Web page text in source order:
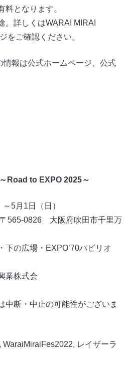
料となります。
詳しくはWARAI MIRAI
をご確認ください。
情報は公式ホームページ、公式
Road to EXPO 2025～
～5月1日（日）
565-0826 大阪府吹田市千里万
下の広場・EXPO’70パビリオ
業株式会
断・中止の可能性がございま
, WaraiMiraiFes2022, レイザーラ